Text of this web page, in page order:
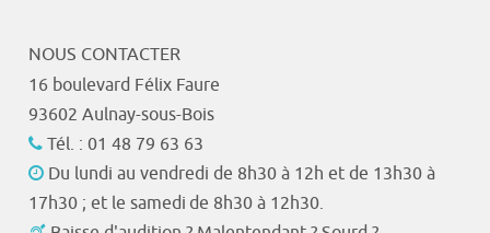
NOUS CONTACTER
16 boulevard Félix Faure
93602 Aulnay-sous-Bois
Tél. : 01 48 79 63 63
Du lundi au vendredi de 8h30 à 12h et de 13h30 à
17h30 ; et le samedi de 8h30 à 12h30.